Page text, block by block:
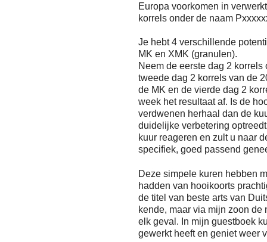
Europa voorkomen in
korrels onder de naam
Je hebt 4 verschillende
MK en XMK (granulen).
Neem de eerste dag 2
tweede dag 2 korrels van de
de MK en de vierde dag 2
week het resultaat af. Is de
verdwenen herhaal dan de
duidelijke verbetering
kuur reageren en zult u naar
specifiek, goed passend
Deze simpele kuren hebben
hadden van hooikoorts
de titel van beste arts van
kende, maar via mijn zoon
elk geval. In mijn guestboek
gewerkt heeft en geniet weer